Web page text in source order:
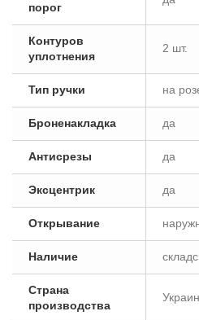
порог
Контуров
уплотнения
2 шт.
Тип ручки на
Броненакладка да
Антисрезы да
Эксцентрик да
Открывание
Наличие
Страна
производства